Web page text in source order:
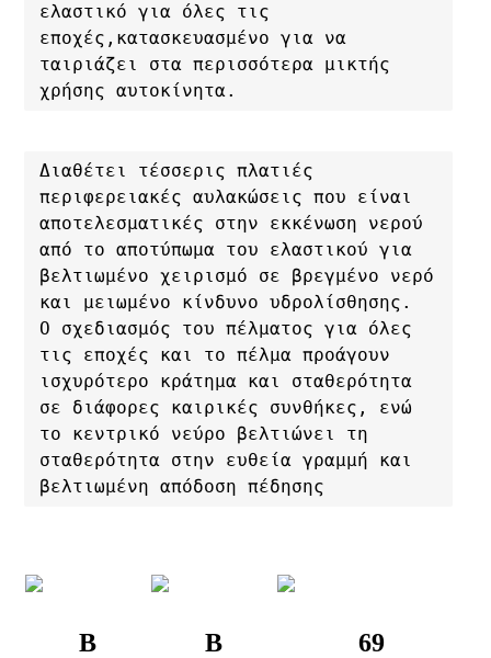
ελαστικό για όλες τις
εποχές,κατασκευασμένο για να
ταιριάζει στα περισσότερα μικτής
χρήσης αυτοκίνητα.
Διαθέτει τέσσερις πλατιές
περιφερειακές αυλακώσεις που είναι
αποτελεσματικές στην εκκένωση νερού
από το αποτύπωμα του ελαστικού για
βελτιωμένο χειρισμό σε βρεγμένο νερό
και μειωμένο κίνδυνο υδρολίσθησης.
Ο σχεδιασμός του πέλματος για όλες
τις εποχές και το πέλμα προάγουν
ισχυρότερο κράτημα και σταθερότητα
σε διάφορες καιρικές συνθήκες, ενώ
το κεντρικό νεύρο βελτιώνει τη
σταθερότητα στην ευθεία γραμμή και
βελτιωμένη απόδοση πέδησης
B B 69